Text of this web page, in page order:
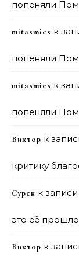
попеняли
mitasmies к
попеняли
mitasmies к
попеняли
Виктор к
критику
Сурен к записи
это её
Виктор к